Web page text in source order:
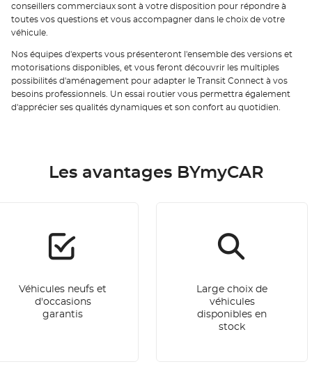
conseillers commerciaux sont à votre disposition pour répondre à
toutes vos questions et vous accompagner dans le choix de votre
véhicule.
Nos équipes d'experts vous présenteront l'ensemble des versions et
motorisations disponibles, et vous feront découvrir les multiples
possibilités d'aménagement pour adapter le Transit Connect à vos
besoins professionnels. Un essai routier vous permettra également
d'apprécier ses qualités dynamiques et son confort au quotidien.
Les avantages BYmyCAR
Véhicules neufs et
d'occasions
garantis
Large choix de
véhicules
disponibles en
stock